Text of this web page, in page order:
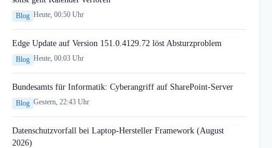
Blog Heute, 00:50 Uhr
Edge Update auf Version 151.0.4129.72 löst Absturzproblem
Blog Heute, 00:03 Uhr
Bundesamts für Informatik: Cyberangriff auf SharePoint-Server
Blog Gestern, 22:43 Uhr
Datenschutzvorfall bei Laptop-Hersteller Framework (August
2026)